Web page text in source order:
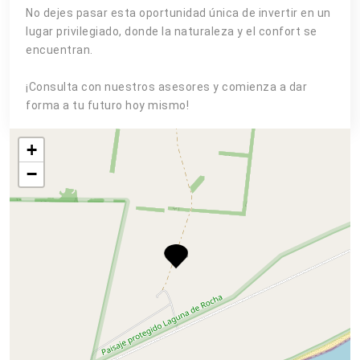
No dejes pasar esta oportunidad única de invertir en un
lugar privilegiado, donde la naturaleza y el confort se
encuentran.
¡Consulta con nuestros asesores y comienza a dar
forma a tu futuro hoy mismo!
+
−